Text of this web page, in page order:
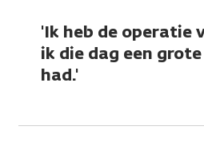
'Ik heb de operatie
ik die dag een
had.'